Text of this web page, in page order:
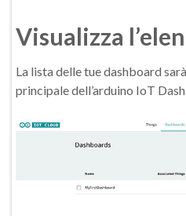
Visualizza
La lista delle tue dashboard
principale dell’arduino IoT